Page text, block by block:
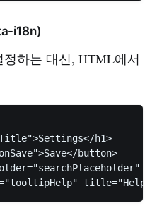
i18n)
하는 대신, HTML에서
h1>
button>